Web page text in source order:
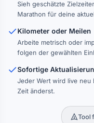
Sieh geschätzte
Marathon für deine
Kilometer oder Meilen
Arbeite metrisch oder
folgen der gewählten
Sofortige
Jeder Wert wird live neu
Zeit änderst.
Tool